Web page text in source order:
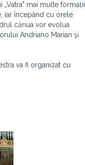
mai multe formații
iar începând cu orele
căriua vor evolua
Andriano Marian şi
va fi organizat cu